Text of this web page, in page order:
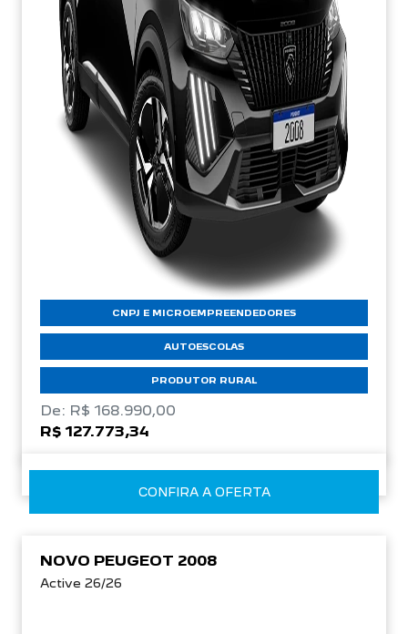
CNPJ E MICROEMPREENDEDORES
AUTOESCOLAS
PRODUTOR RURAL
De: R$ 168.990,00
R$ 127.773,34
CONFIRA A OFERTA
NOVO PEUGEOT 2008
Active 26/26